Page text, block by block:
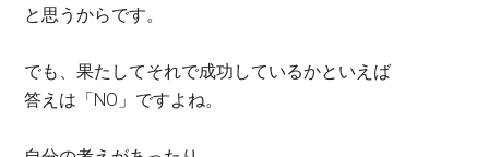
と思うからです。
でも、果たしてそれで成功しているかといえば
答えは「NO」ですよね。